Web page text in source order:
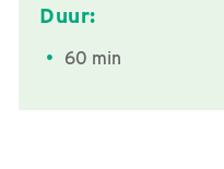
Duur:
60 min